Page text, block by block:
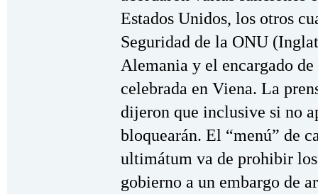
Estados Unidos, los otros
Seguridad de la ONU
Alemania y el encargado
celebrada en Viena. La
dijeron que inclusive si no
bloquearán. El “menú” de
ultimátum va de prohibir
gobierno a un embargo de